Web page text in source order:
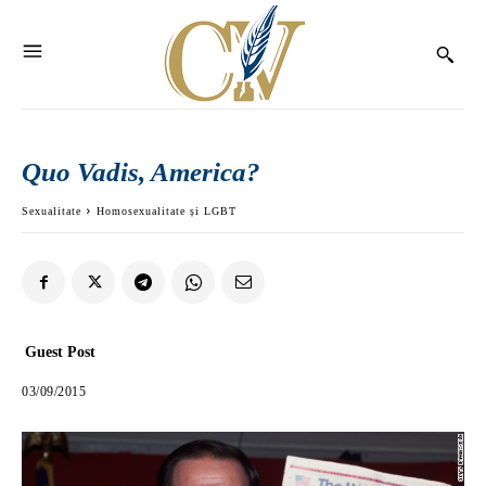
Quo Vadis, America?
Sexualitate Homosexualitate și LGBT
Guest Post
03/09/2015